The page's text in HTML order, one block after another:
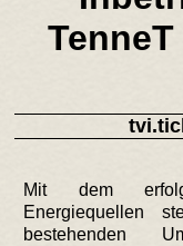
TenneT
Mit dem
Energiequellen
bestehenden